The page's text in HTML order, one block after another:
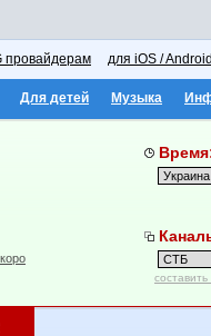
провайдерам для iOS /
Для детей Музыка